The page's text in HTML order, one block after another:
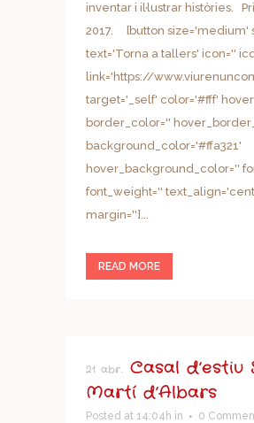
inventar i il·lustrar històries.
2017. [button size='medium'
text='Torna a tallers' icon=''
link='https://
target='_self' color='#fff'
border_color=''
background_color='#ffa321'
hover_background_color=''
font_weight=''
margin='']...
READ MORE
21 abr. Casal d’estiu
Martí d’Albars
Posted at 14:04h in
0